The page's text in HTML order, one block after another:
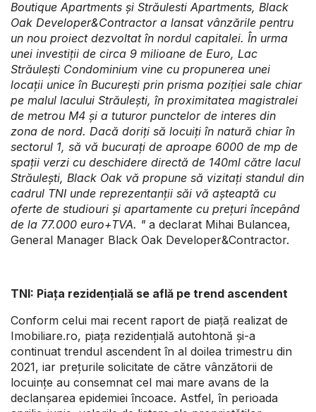
Boutique Apartments și Străulesti Apartments, Black
Oak Developer&Contractor a lansat vânzările pentru
un nou proiect dezvoltat în nordul capitalei. În urma
unei investiții de circa 9 milioane de Euro, Lac
Străulești Condominium vine cu propunerea unei
locații unice în București prin prisma poziției sale chiar
pe malul lacului Străulești, în proximitatea magistralei
de metrou M4 și a tuturor punctelor de interes din
zona de nord. Dacă doriți să locuiți în natură chiar în
sectorul 1, să vă bucurați de aproape 6000 de mp de
spații verzi cu deschidere directă de 140ml către lacul
Străulești, Black Oak vă propune să vizitați standul din
cadrul TNI unde reprezentanții săi vă așteaptă cu
oferte de studiouri și apartamente cu prețuri începând
de la 77.000 euro+TVA. " a declarat Mihai Bulancea,
General Manager Black Oak Developer&Contractor.
TNI: Piața rezidențială se află pe trend ascendent
Conform celui mai recent raport de piață realizat de
Imobiliare.ro, piața rezidențială autohtonă și-a
continuat trendul ascendent în al doilea trimestru din
2021, iar prețurile solicitate de către vânzătorii de
locuințe au consemnat cel mai mare avans de la
declanșarea epidemiei încoace. Astfel, în perioada